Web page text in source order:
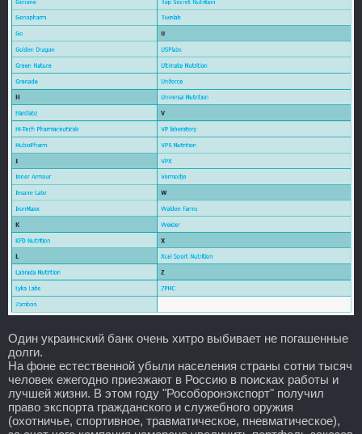
Один украинский банк очень хитро выбивает не погашенные
долги.
На фоне естественной убыли населения страны сотни тысяч
человек ежегодно приезжают в Россию в поисках работы и
лучшей жизни. В этом году "Рособоронэкспорт" получил
право экспорта гражданского и служебного оружия
(охотничье, спортивное, травматическое, пневматическое),